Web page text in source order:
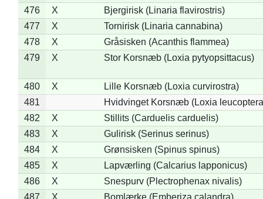
476
X
Bjergirisk (Linaria flavirostris)
477
X
Tornirisk (Linaria cannabina)
478
X
Gråsisken (Acanthis flammea)
479
X Stor Korsnæb (Loxia pytyopsittacus)
480 X
Lille Korsnæb (Loxia curvirostra)
481
Hvidvinget Korsnæb (Loxia
482
X
Stillits (Carduelis carduelis)
483
X
Gulirisk (Serinus serinus)
484
X
Grønsisken (Spinus spinus)
485
X
Lapværling (Calcarius lapponicus)
486
X
Snespurv (Plectrophenax nivalis)
487
X Bomlærke (Emberiza calandra)